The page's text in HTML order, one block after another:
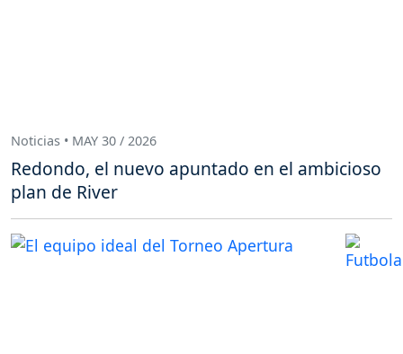
Noticias • MAY 30 / 2026
Redondo, el nuevo apuntado en el ambicioso
plan de River